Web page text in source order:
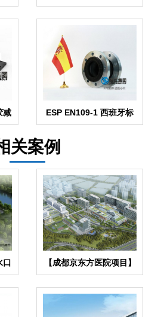
风道补偿器
减
ESP EN109-1 西班牙标
准橡胶膨胀节
关案例
口
同
【成都京东方医院项目】
双球橡胶接头合同